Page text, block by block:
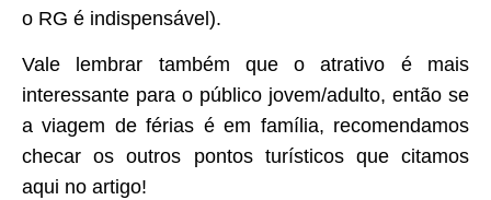
o RG é indispensável).
Vale lembrar também que o atrativo é mais
interessante para o público jovem/adulto, então se
a viagem de férias é em família, recomendamos
checar os outros pontos turísticos que citamos
aqui no artigo!